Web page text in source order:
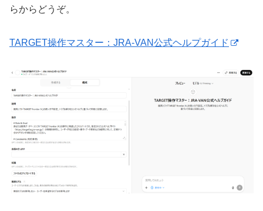
らからどうぞ。
TARGET操作マスター：JRA-VAN公式ヘルプガイド